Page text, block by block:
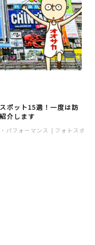
ポット15選！一度は訪
介します
パフォーマンス フォトスポッ